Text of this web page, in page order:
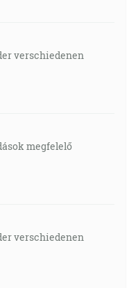
verschiedenen
megfelelő
verschiedenen